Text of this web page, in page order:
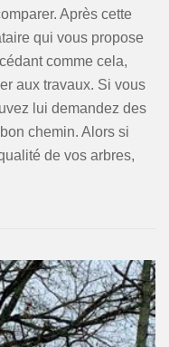
Après cette
qui vous propose
comme cela,
aux travaux. Si vous
lui demandez des
chemin. Alors si
de vos arbres,